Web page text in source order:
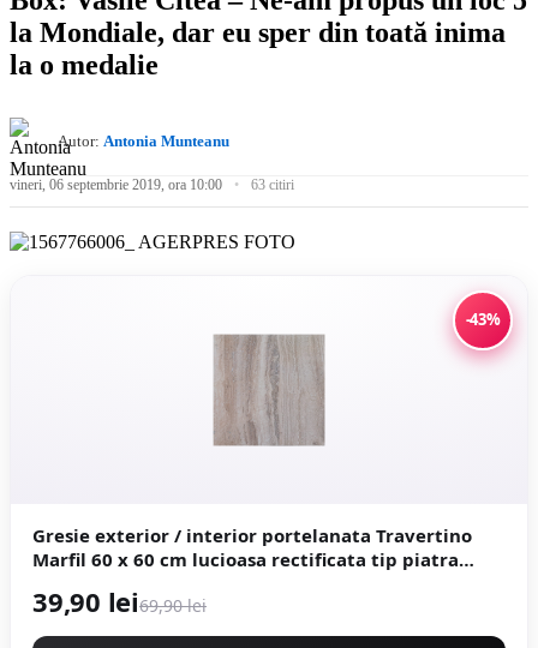
la Mondiale, dar eu sper din toată inima
la o medalie
Autor: Antonia Munteanu
vineri, 06 septembrie 2019, ora 10:00 63 citiri
-43%
Gresie exterior / interior portelanata Travertino
Marfil 60 x 60 cm lucioasa rectificata tip piatra
39,90 lei69,90 lei